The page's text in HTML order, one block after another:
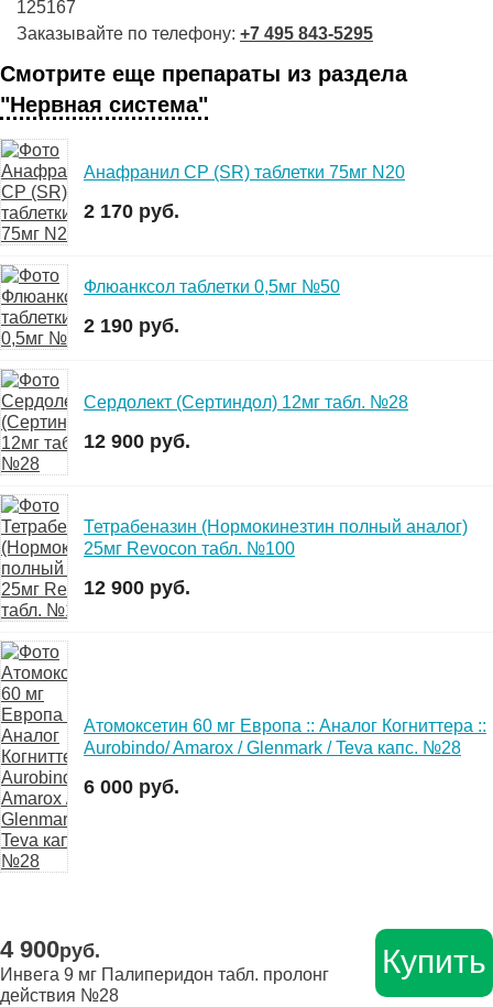
125167
Заказывайте по телефону: +7 495 843-5295
Смотрите еще препараты из раздела
"Нервная система"
Анафранил СР (SR) таблетки 75мг N20
2 170 руб.
Флюанксол таблетки 0,5мг №50
2 190 руб.
Сердолект (Сертиндол) 12мг табл. №28
12 900 руб.
Тетрабеназин (Нормокинезтин полный аналог)
25мг Revocon табл. №100
12 900 руб.
Атомоксетин 60 мг Европа :: Аналог Когниттера ::
Aurobindo/ Amarox / Glenmark / Teva капс. №28
6 000 руб.
4 900руб.
Инвега 9 мг Палиперидон табл. пролонг
действия №28
Купить